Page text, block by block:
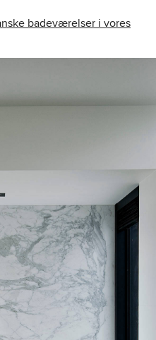
badeværelser i vores